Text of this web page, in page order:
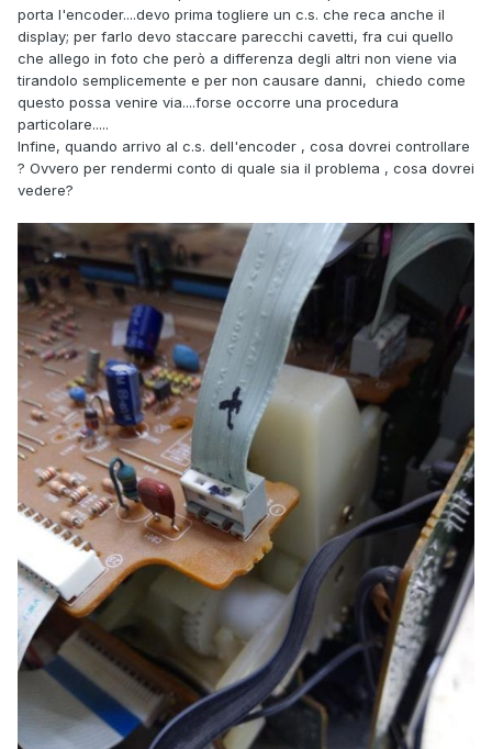
porta l'encoder....devo prima togliere un c.s. che reca anche il
display; per farlo devo staccare parecchi cavetti, fra cui quello
che allego in foto che però a differenza degli altri non viene via
tirandolo semplicemente e per non causare danni, chiedo come
questo possa venire via....forse occorre una procedura
particolare.....
Infine, quando arrivo al c.s. dell'encoder , cosa dovrei controllare
? Ovvero per rendermi conto di quale sia il problema , cosa dovrei
vedere?